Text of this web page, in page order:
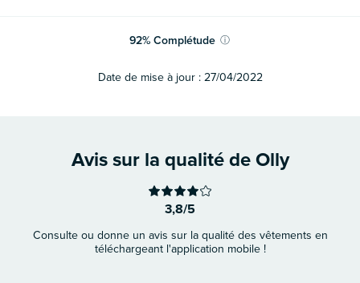
92%Complétude ⓘ
Date de mise à jour : 27/04/2022
Avis sur la qualité de Olly
3,8/5
Consulte ou donne un avis sur la qualité des vêtements en
téléchargeant l'application mobile !